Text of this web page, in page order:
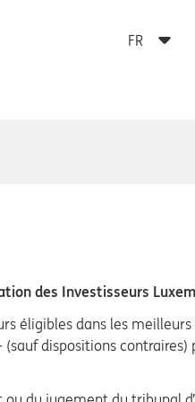
des Investisseurs
éligibles dans les
dispositions contraires)